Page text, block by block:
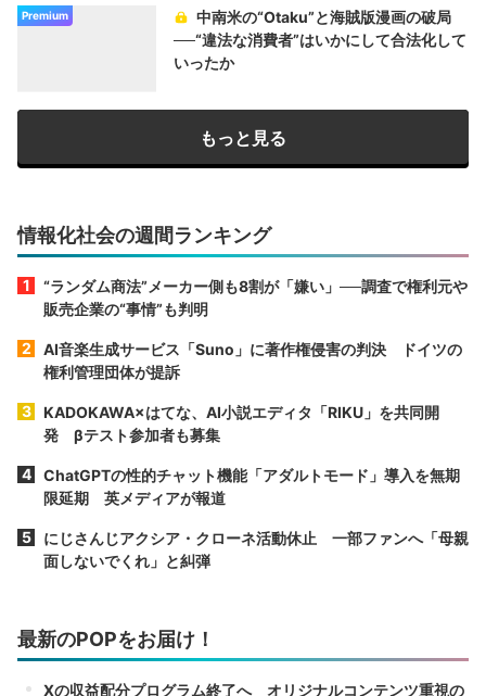
Premium
中南米の“Otaku”と海賊版漫画の破局
──“違法な消費者”はいかにして合法化して
いったか
もっと見る
情報化社会の週間ランキング
“ランダム商法”メーカー側も8割が「嫌い」──調査で権利元や
販売企業の“事情”も判明
AI音楽生成サービス「Suno」に著作権侵害の判決 ドイツの
権利管理団体が提訴
KADOKAWA×はてな、AI小説エディタ「RIKU」を共同開
発 βテスト参加者も募集
ChatGPTの性的チャット機能「アダルトモード」導入を無期
限延期 英メディアが報道
にじさんじアクシア・クローネ活動休止 一部ファンへ「母親
面しないでくれ」と糾弾
最新のPOPをお届け！
Xの収益配分プログラム終了へ オリジナルコンテンツ重視の